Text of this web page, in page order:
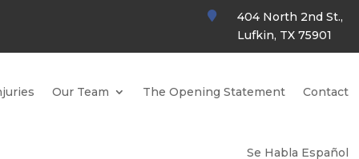

404 North 2nd St.,
Lufkin, TX 75901
Our Team The Opening Statement Contact
Se Habla Español